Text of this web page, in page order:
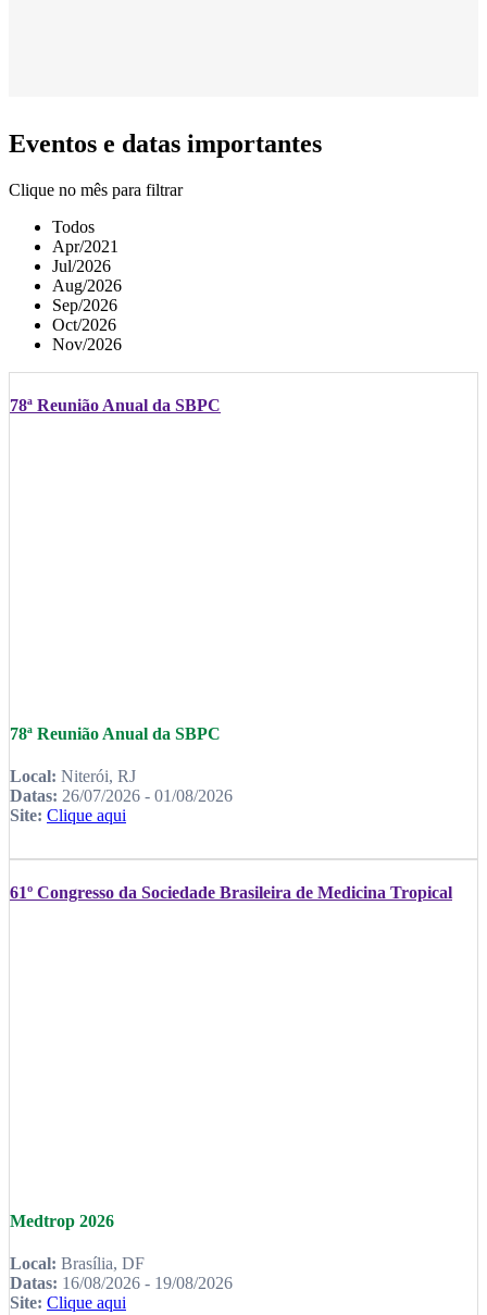
Eventos e datas importantes
Clique no mês para filtrar
Todos
Apr/2021
Jul/2026
Aug/2026
Sep/2026
Oct/2026
Nov/2026
78ª Reunião Anual da SBPC
78ª Reunião Anual da SBPC
Local: Niterói, RJ
Datas: 26/07/2026 - 01/08/2026
Site: Clique aqui
61º Congresso da Sociedade Brasileira de Medicina Tropical
Medtrop 2026
Local: Brasília, DF
Datas: 16/08/2026 - 19/08/2026
Site: Clique aqui